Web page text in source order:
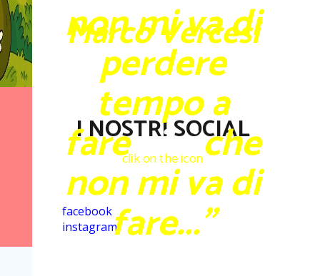
non mi va di
perdere
tempo a
fareviniche
non mi va di
fare..."
Marco Vercesi
I NOSTRI SOCIAL
clik on the icon
facebook
instagram